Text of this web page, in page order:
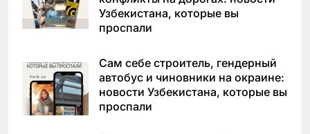
Узбекистана, которые вы
проспали
Сам себе строитель, гендерный
автобус и чиновники на окраине:
новости Узбекистана, которые вы
проспали